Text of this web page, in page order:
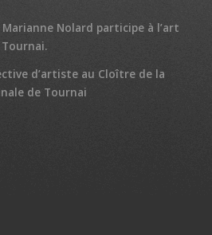
Nolard participe à l’art
d’artiste au Cloître de la
de Tournai